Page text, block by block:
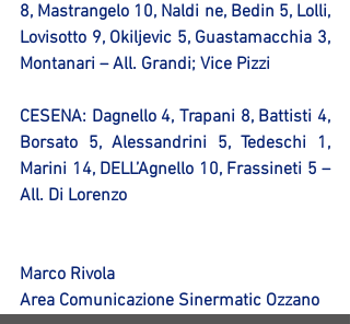
8, Mastrangelo 10, Naldi ne, Bedin 5, Lolli,
Lovisotto 9, Okiljevic 5, Guastamacchia 3,
Montanari – All. Grandi; Vice Pizzi
CESENA: Dagnello 4, Trapani 8, Battisti 4,
Borsato 5, Alessandrini 5, Tedeschi 1,
Marini 14, DELL’Agnello 10, Frassineti 5 –
All. Di Lorenzo
Marco Rivola
Area Comunicazione Sinermatic Ozzano